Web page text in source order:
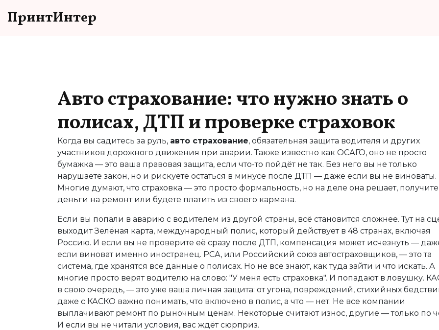
ПринтИнтер
Авто страхование: что нужно знать о
полисах, ДТП и проверке страховок
Когда вы садитесь за руль, авто страхование, обязательная защита водителя и других
участников дорожного движения при аварии. Также известно как ОСАГО, оно не просто
бумажка — это ваша правовая защита, если что-то пойдёт не так. Без него вы не только
нарушаете закон, но и рискуете остаться в минусе после ДТП — даже если вы не виноваты.
Многие думают, что страховка — это просто формальность, но на деле она решает,
деньги на ремонт или будете платить из своего кармана.
Если вы попали в аварию с водителем из другой страны, всё становится сложнее. Тут на
выходитЗелёная карта, международный полис, который действует в 48 странах, включая
Россию. И если вы не проверите её сразу после ДТП, компенсация может исчезнуть —
если виноват именно иностранец. РСА, или Российский союз автостраховщиков, — это та
система, где хранятся все данные о полисах. Но не все знают, как туда зайти и что искать. А
многие просто верят водителю на слово: "У меня есть страховка". И попадают в ловушку.
в свою очередь, — это уже ваша личная защита: от угона, повреждений, стихийных
даже с КАСКО важно понимать, что включено в полис, а что — нет. Не все компании
выплачивают ремонт по рыночным ценам. Некоторые считают износ, другие — только по
И если вы не читали условия, вас ждёт сюрприз.